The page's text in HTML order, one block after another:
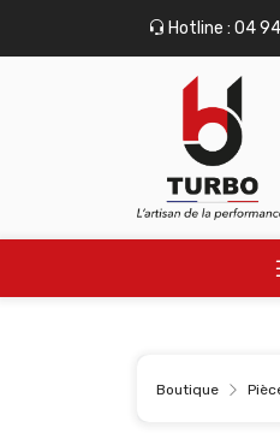
Hotline : 04
Boutique
Panneau de gestion des cookies